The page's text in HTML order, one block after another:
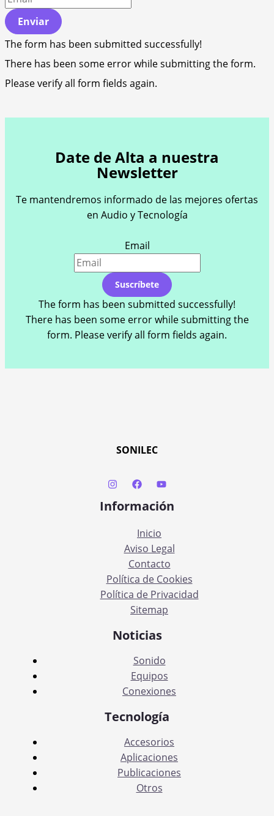
Enviar
The form has been submitted successfully!
There has been some error while submitting the form.
Please verify all form fields again.
Date de Alta a nuestra
Newsletter
Te mantendremos informado de las mejores ofertas
en Audio y Tecnología
Email
Suscríbete
The form has been submitted successfully!
There has been some error while submitting the
form. Please verify all form fields again.
SONILEC
Información
Inicio
Aviso Legal
Contacto
Política de Cookies
Política de Privacidad
Sitemap
Noticias
Sonido
Equipos
Conexiones
Tecnología
Accesorios
Aplicaciones
Publicaciones
Otros